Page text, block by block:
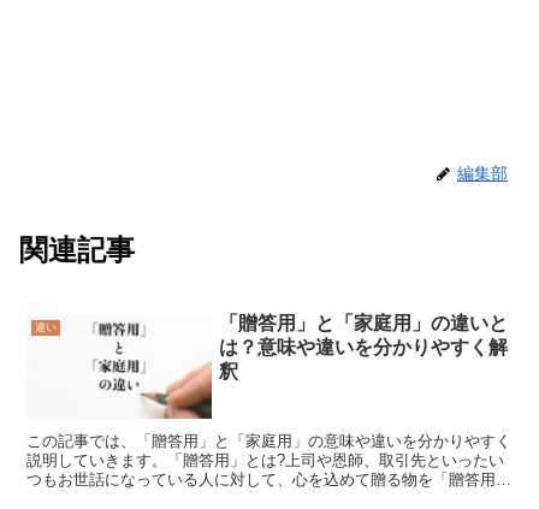
編集部
関連記事
違い
「贈答用」と「家庭用」の違いと
は？意味や違いを分かりやすく解
釈
この記事では、「贈答用」と「家庭用」の意味や違いを分かりやすく
説明していきます。「贈答用」とは?上司や恩師、取引先といったい
つもお世話になっている人に対して、心を込めて贈る物を「贈答用」